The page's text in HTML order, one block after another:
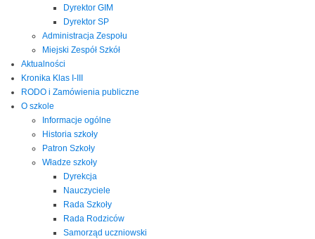
Dyrektor GIM
Dyrektor SP
Administracja Zespołu
Miejski Zespół Szkół
Aktualności
Kronika Klas I-III
RODO i Zamówienia publiczne
O szkole
Informacje ogólne
Historia szkoły
Patron Szkoły
Władze szkoły
Dyrekcja
Nauczyciele
Rada Szkoły
Rada Rodziców
Samorząd uczniowski